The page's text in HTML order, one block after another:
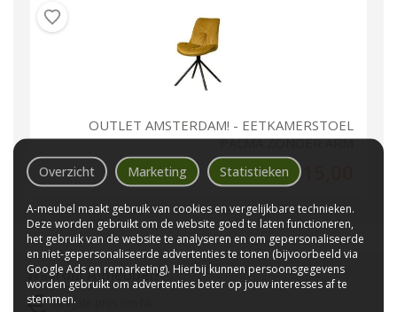
OUTLET AMSTERDAM! - EETKAMERSTOEL
PALMA ZONDER ARM
WaaromA-meubel?
Laagste prijs van NL
Overzicht Marketing Statistieken
A-meubel maakt gebruik van cookies en vergelijkbare technieken.
Deze worden gebruikt om de website goed te laten functioneren,
het gebruik van de website te analyseren en om gepersonaliseerde
en niet-gepersonaliseerde advertenties te tonen (bijvoorbeeld via
Google Ads en remarketing). Hierbij kunnen persoonsgegevens
worden gebruikt om advertenties beter op jouw interesses af te
stemmen.